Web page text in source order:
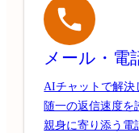
メール・電
AIチャットで解決
随一の返信速度を
親身に寄り添う電